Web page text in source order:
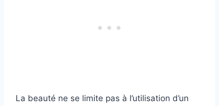
La beauté ne se limite pas à l’utilisation d’un